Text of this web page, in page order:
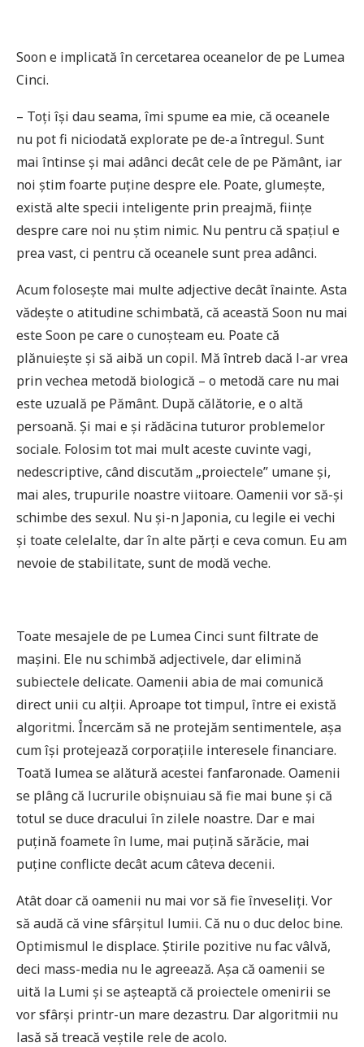
Soon e implicată în cercetarea oceanelor de pe Lumea
Cinci.
– Toți își dau seama, îmi spume ea mie, că oceanele
nu pot fi niciodată explorate pe de-a întregul. Sunt
mai întinse și mai adânci decât cele de pe Pământ, iar
noi știm foarte puține despre ele. Poate, glumește,
există alte specii inteligente prin preajmă, ființe
despre care noi nu știm nimic. Nu pentru că spațiul e
prea vast, ci pentru că oceanele sunt prea adânci.
Acum folosește mai multe adjective decât înainte. Asta
vădește o atitudine schimbată, că această Soon nu mai
este Soon pe care o cunoșteam eu. Poate că
plănuiește și să aibă un copil. Mă întreb dacă l-ar vrea
prin vechea metodă biologică – o metodă care nu mai
este uzuală pe Pământ. După călătorie, e o altă
persoană. Și mai e și rădăcina tuturor problemelor
sociale. Folosim tot mai mult aceste cuvinte vagi,
nedescriptive, când discutăm „proiectele” umane și,
mai ales, trupurile noastre viitoare. Oamenii vor să-și
schimbe des sexul. Nu și-n Japonia, cu legile ei vechi
și toate celelalte, dar în alte părți e ceva comun. Eu am
nevoie de stabilitate, sunt de modă veche.
Toate mesajele de pe Lumea Cinci sunt filtrate de
mașini. Ele nu schimbă adjectivele, dar elimină
subiectele delicate. Oamenii abia de mai comunică
direct unii cu alții. Aproape tot timpul, între ei există
algoritmi. Încercăm să ne protejăm sentimentele, așa
cum își protejează corporațiile interesele financiare.
Toată lumea se alătură acestei fanfaronade. Oamenii
se plâng că lucrurile obișnuiau să fie mai bune și că
totul se duce dracului în zilele noastre. Dar e mai
puțină foamete în lume, mai puțină sărăcie, mai
puține conflicte decât acum câteva decenii.
Atât doar că oamenii nu mai vor să fie înveseliți. Vor
să audă că vine sfârșitul lumii. Că nu o duc deloc bine.
Optimismul le displace. Știrile pozitive nu fac vâlvă,
deci mass-media nu le agreează. Așa că oamenii se
uită la Lumi și se așteaptă că proiectele omenirii se
vor sfârși printr-un mare dezastru. Dar algoritmii nu
lasă să treacă veștile rele de acolo.